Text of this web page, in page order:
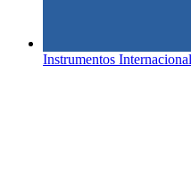
Instrumentos